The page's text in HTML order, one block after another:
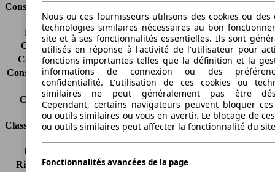
Consommation
Émissions de CO2*
-
Consommation (ville)
-
Consommation (route)
-
Consommation (combinée)*
Classe d'émissions
Euro 6d
Capacité du réservoir
42 l
Classes d'assurance
Tous risques
Risques partiels
-
Nous ou ces fournisseurs utilisons des cookies ou des
technologies similaires nécessaires au bon
site et à ses fonctionnalités essentielles. Ils sont
utilisés en réponse à l'activité de l'utilisateur pour
fonctions importantes telles que la définition et la
informations de connexion ou des
confidentialité. L'utilisation de ces cookies ou
similaires ne peut généralement pas être
Cependant, certains navigateurs peuvent bloquer ces
ou outils similaires ou vous en avertir. Le blocage de
ou outils similaires peut affecter la fonctionnalité du
Fonctionnalités avancées de la page